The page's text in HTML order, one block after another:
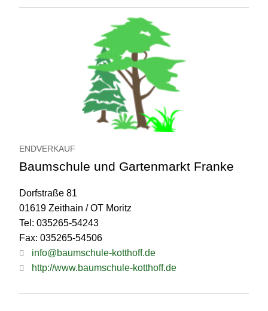
ENDVERKAUF
Baumschule und Gartenmarkt Franke
Dorfstraße 81
01619 Zeithain / OT Moritz
Tel: 035265-54243
Fax: 035265-54506
info@baumschule-kotthoff.de
http://www.baumschule-kotthoff.de